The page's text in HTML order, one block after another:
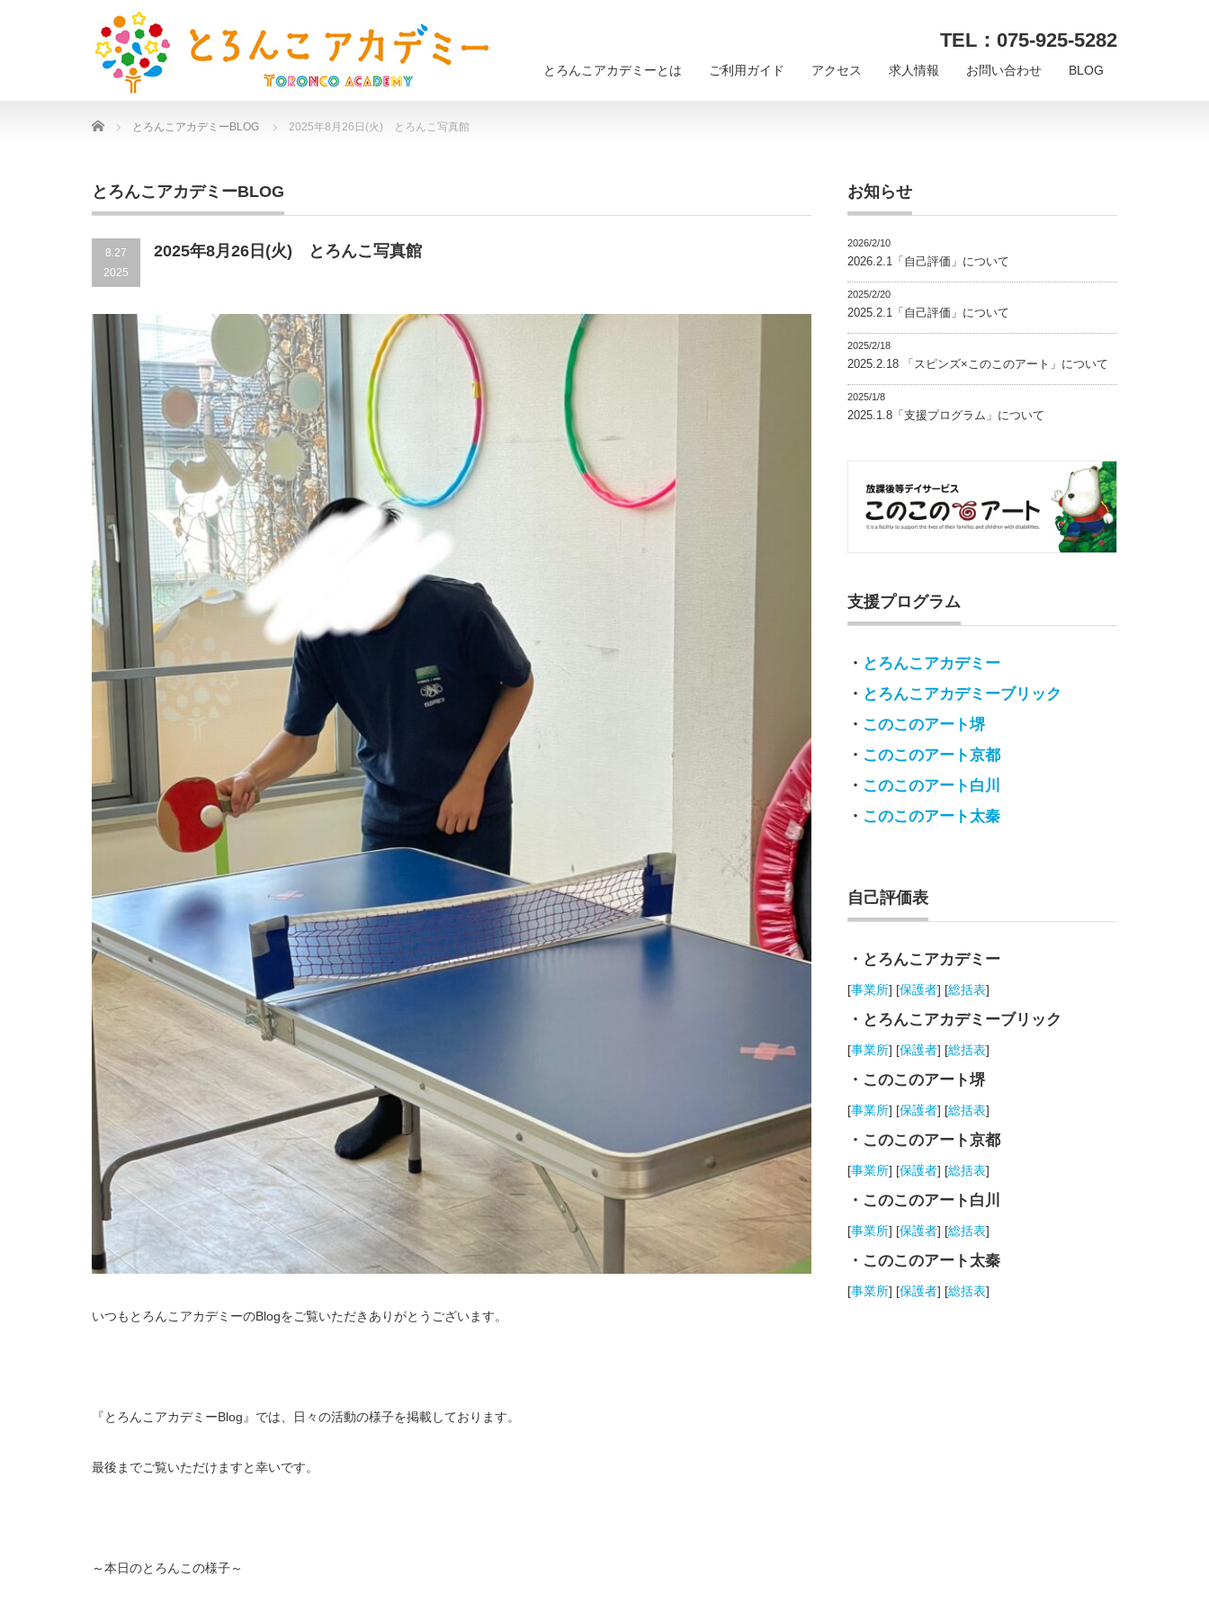
TEL：075-925-5282
とろんこアカデミーとは ご利用ガイド アクセス 求人情報 お問い合わせ BLOG
Home とろんこアカデミーBLOG 2025年8月26日(火) とろんこ写真館
とろんこアカデミーBLOG
8.27
2025
2025年8月26日(火) とろんこ写真館
いつもとろんこアカデミーのBlogをご覧いただきありがとうございます。
『とろんこアカデミーBlog』では、日々の活動の様子を掲載しております。
最後までご覧いただけますと幸いです。
～本日のとろんこの様子～
お知らせ
2026/2/10
2026.2.1「自己評価」について
2025/2/20
2025.2.1「自己評価」について
2025/2/18
2025.2.18 「スピンズ×このこのアート」について
2025/1/8
2025.1.8「支援プログラム」について
支援プログラム
・ とろんこアカデミー
・ とろんこアカデミーブリック
・ このこのアート堺
・ このこのアート京都
・ このこのアート白川
・ このこのアート太秦
自己評価表
・とろんこアカデミー
[事業所] [保護者] [総括表]
・とろんこアカデミーブリック
[事業所] [保護者] [総括表]
・このこのアート堺
[事業所] [保護者] [総括表]
・このこのアート京都
[事業所] [保護者] [総括表]
・このこのアート白川
[事業所] [保護者] [総括表]
・このこのアート太秦
[事業所] [保護者] [総括表]